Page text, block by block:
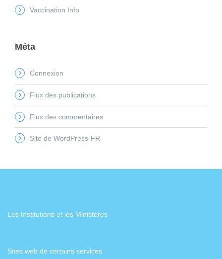
Vaccination Info
Méta
Connexion
Flux des publications
Flux des commentaires
Site de WordPress-FR
Les Institutions et les Ministères
Sites web de certains services